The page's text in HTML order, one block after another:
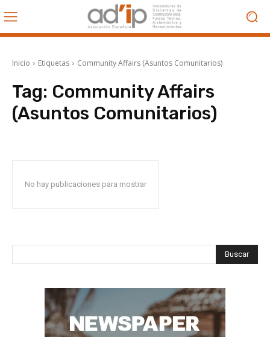
Inicio Etiquetas Community Affairs (Asuntos Comunitarios)
Tag: Community Affairs
(Asuntos Comunitarios)
No hay publicaciones para mostrar
Buscar